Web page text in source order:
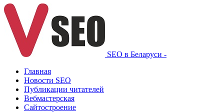
SEO в Беларуси -
Главная
Новости SEO
Публикации читателей
Вебмастерская
Сайтостроение